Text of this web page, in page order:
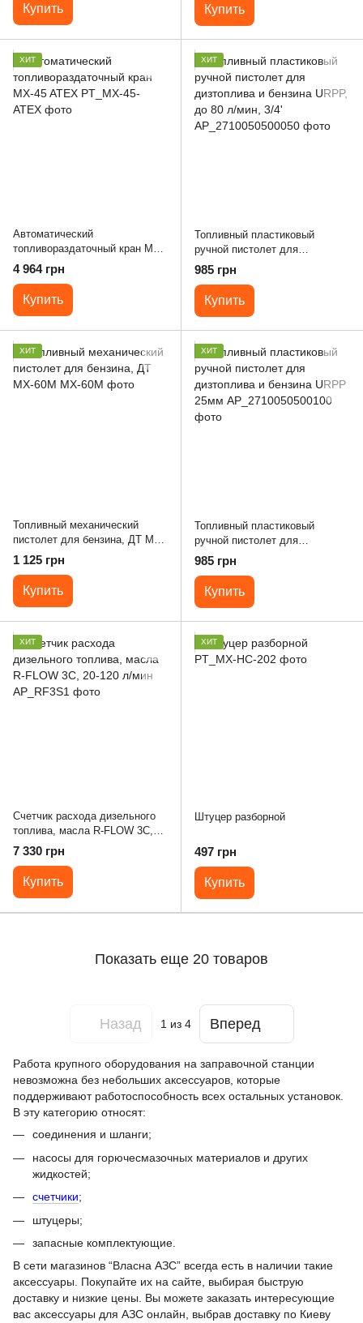
Купить Купить
ХИТ
Автоматический
топливораздаточный кран MX-
45 ATEX
4 964 грн
Купить
ХИТ
Топливный пластиковый
ручной пистолет для
дизтоплива и бензина URPP,
до 80 л/мин, 3/4'
985 грн
Купить
ХИТ
Топливный механический
пистолет для бензина, ДТ MX-
60M
1 125 грн
Купить
ХИТ
Топливный пластиковый
ручной пистолет для
дизтоплива и бензина URPP
985 грн
Купить
ХИТ
Счетчик расхода дизельного
топлива, масла R-FLOW 3C,
20-120 л/мин
7 330 грн
Купить
ХИТ
Штуцер разборной
497 грн
Купить
Показать еще 20 товаров
Назад 1из 4 Вперед
Работа крупного оборудования на заправочной станции
невозможна без небольших аксессуаров, которые
поддерживают работоспособность всех остальных установок.
В эту категорию относят:
соединения и шланги;
насосы для горючесмазочных материалов и других
жидкостей;
счетчики;
штуцеры;
запасные комплектующие.
В сети магазинов “Власна АЗС” всегда есть в наличии такие
аксессуары. Покупайте их на сайте, выбирая быструю
доставку и низкие цены. Вы можете заказать интересующие
вас аксессуары для АЗС онлайн, выбрав доставку по Киеву